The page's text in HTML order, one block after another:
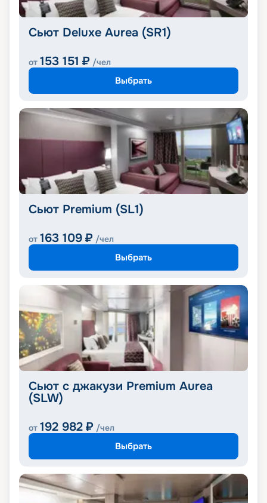
Сьют Deluxe Aurea (SR1)
от 153 151 ₽ /чел
Выбрать
Сьют Premium (SL1)
от 163 109 ₽ /чел
Выбрать
Сьют с джакузи Premium Aurea
(SLW)
от 192 982 ₽ /чел
Выбрать